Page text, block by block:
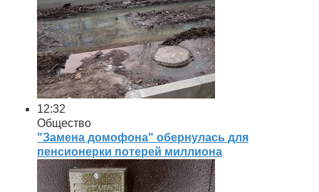
12:32
Общество
"Замена домофона" обернулась для
пенсионерки потерей миллиона